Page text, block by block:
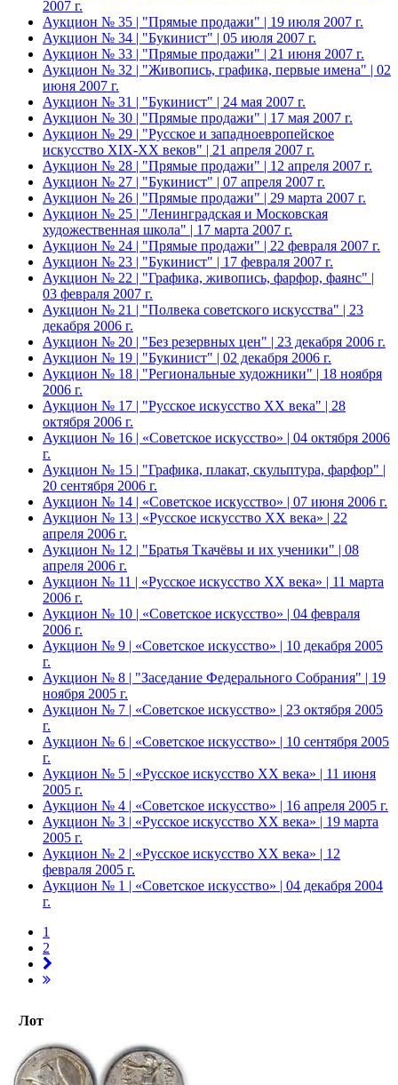
2007 г.
Аукцион № 35 | "Прямые продажи" | 19 июля 2007 г.
Аукцион № 34 | "Букинист" | 05 июля 2007 г.
Аукцион № 33 | "Прямые продажи" | 21 июня 2007 г.
Аукцион № 32 | "Живопись, графика, первые имена" | 02
июня 2007 г.
Аукцион № 31 | "Букинист" | 24 мая 2007 г.
Аукцион № 30 | "Прямые продажи" | 17 мая 2007 г.
Аукцион № 29 | "Русское и западноевропейское
искусство XIX-XX веков" | 21 апреля 2007 г.
Аукцион № 28 | "Прямые продажи" | 12 апреля 2007 г.
Аукцион № 27 | "Букинист" | 07 апреля 2007 г.
Аукцион № 26 | "Прямые продажи" | 29 марта 2007 г.
Аукцион № 25 | "Ленинградская и Московская
художественная школа" | 17 марта 2007 г.
Аукцион № 24 | "Прямые продажи" | 22 февраля 2007 г.
Аукцион № 23 | "Букинист" | 17 февраля 2007 г.
Аукцион № 22 | "Графика, живопись, фарфор, фаянс" |
03 февраля 2007 г.
Аукцион № 21 | "Полвека советского искусства" | 23
декабря 2006 г.
Аукцион № 20 | "Без резервных цен" | 23 декабря 2006 г.
Аукцион № 19 | "Букинист" | 02 декабря 2006 г.
Аукцион № 18 | "Региональные художники" | 18 ноября
2006 г.
Аукцион № 17 | "Русское искусство XX века" | 28
октября 2006 г.
Аукцион № 16 | «Советское искусство» | 04 октября 2006
г.
Аукцион № 15 | "Графика, плакат, скульптура, фарфор" |
20 сентября 2006 г.
Аукцион № 14 | «Советское искусство» | 07 июня 2006 г.
Аукцион № 13 | «Русское искусство ХХ века» | 22
апреля 2006 г.
Аукцион № 12 | "Братья Ткачёвы и их ученики" | 08
апреля 2006 г.
Аукцион № 11 | «Русское искусство ХХ века» | 11 марта
2006 г.
Аукцион № 10 | «Советское искусство» | 04 февраля
2006 г.
Аукцион № 9 | «Советское искусство» | 10 декабря 2005
г.
Аукцион № 8 | "Заседание Федерального Собрания" | 19
ноября 2005 г.
Аукцион № 7 | «Советское искусство» | 23 октября 2005
г.
Аукцион № 6 | «Советское искусство» | 10 сентября 2005
г.
Аукцион № 5 | «Русское искусство ХХ века» | 11 июня
2005 г.
Аукцион № 4 | «Советское искусство» | 16 апреля 2005 г.
Аукцион № 3 | «Русское искусство ХХ века» | 19 марта
2005 г.
Аукцион № 2 | «Русское искусство ХХ века» | 12
февраля 2005 г.
Аукцион № 1 | «Советское искусство» | 04 декабря 2004
г.
1
2
Лот